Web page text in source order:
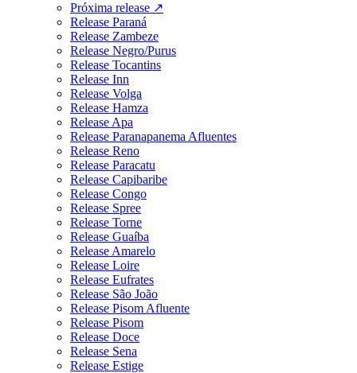
Próxima release ↗
Release Paraná
Release Zambeze
Release Negro/Purus
Release Tocantins
Release Inn
Release Volga
Release Hamza
Release Apa
Release Paranapanema Afluentes
Release Reno
Release Paracatu
Release Capibaribe
Release Congo
Release Spree
Release Torne
Release Guaíba
Release Amarelo
Release Loire
Release Eufrates
Release São João
Release Pisom Afluente
Release Pisom
Release Doce
Release Sena
Release Estige